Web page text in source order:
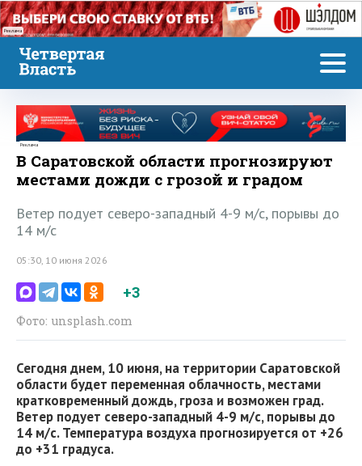
Реклама
Реклама
В Саратовской области прогнозируют
местами дожди с грозой и градом
Ветер подует северо-западный 4-9 м/с, порывы до
14 м/с
05:30, 10 июня 2026
+3
Фото: unsplash.com
Сегодня днем, 10 июня, на территории Саратовской
области будет переменная облачность, местами
кратковременный дождь, гроза и возможен град.
Ветер подует северо-западный 4-9 м/с, порывы до
14 м/с. Температура воздуха прогнозируется от +26
до +31 градуса.